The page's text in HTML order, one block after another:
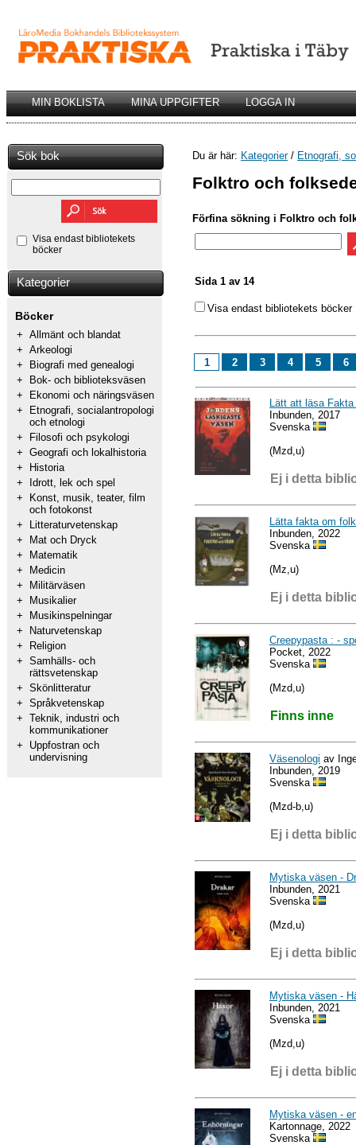
MIN BOKLISTA MINA UPPGIFTER LOGGA IN
Sök bok
Visa endast bibliotekets
böcker
Kategorier
Böcker
+ Allmänt och blandat
+ Arkeologi
+
Biografi med genealogi
+
Bok- och biblioteksväsen
+
Ekonomi och näringsväsen
+
Etnografi, socialantropologi
och etnologi
+
Filosofi och psykologi
+ Geografi och lokalhistoria
+
Historia
+
Idrott, lek och spel
+
Konst, musik, teater, film
och fotokonst
+
Litteraturvetenskap
+
Mat och Dryck
+
Matematik
+
Medicin
+
Militärväsen
+
Musikalier
+
Musikinspelningar
+
Naturvetenskap
+
Religion
+ Samhälls- och
rättsvetenskap
+ Skönlitteratur
+ Språkvetenskap
+ Teknik, industri och
kommunikationer
+
Uppfostran och
undervisning
Du är här: Kategorier/ Etnografi,
Folktro och
Förfina sökning i Folktro och
Sida 1 av 14
Visa endast bibliotekets böcker
1 2 3 4 5 6
Lätt att läsa
Inbunden, 2017
Svenska
(Mzd,u)
Ej i detta
Lätta fakta om
Inbunden, 2022
Svenska
(Mz,u)
Ej i detta
Creepypasta : -
Pocket, 2022
Svenska
(Mzd,u)
Finns inne
Väsenologi av
Inbunden, 2019
Svenska
(Mzd-b,u)
Ej i detta
Mytiska väsen -
Inbunden, 2021
Svenska
(Mzd,u)
Ej i detta
Mytiska väsen -
Inbunden, 2021
Svenska
(Mzd,u)
Ej i detta
Mytiska väsen -
Kartonnage, 2022
Svenska